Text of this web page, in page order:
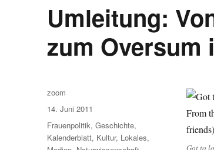
Umleitung:
zum Oversum
Got to
Autor
zoom
Veröffentlicht
am
14. Juni 2011
Kategorien
Frauenpolitik,Geschichte,
Kalenderblatt, Kultur, Lokales,